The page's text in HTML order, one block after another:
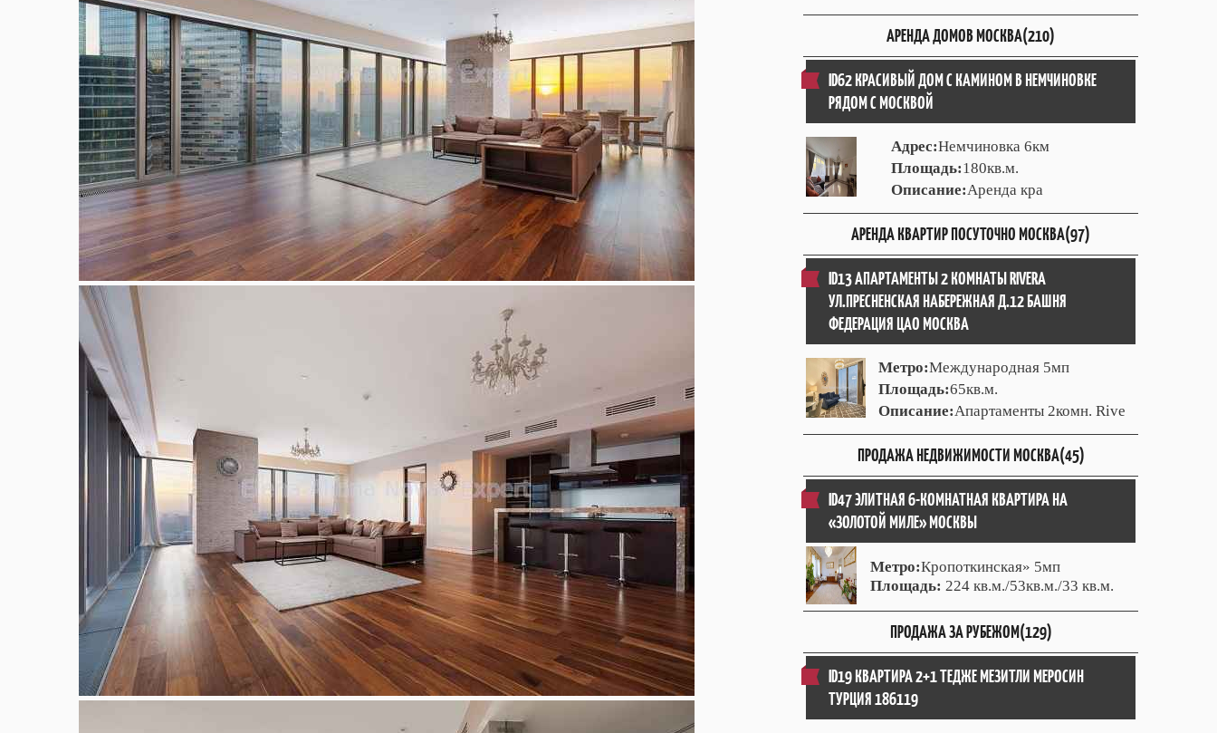
АРЕНДА ДОМОВ МОСКВА(210)
ID62 КРАСИВЫЙ ДОМ С КАМИНОМ В НЕМЧИНОВКЕ
РЯДОМ С МОСКВОЙ
Адрес:Немчиновка 6км
Площадь:180кв.м.
Описание:Аренда кра
АРЕНДА КВАРТИР ПОСУТОЧНО МОСКВА(97)
ID13 АПАРТАМЕНТЫ 2 КОМНАТЫ RIVERA
УЛ.ПРЕСНЕНСКАЯ НАБЕРЕЖНАЯ Д.12 БАШНЯ
ФЕДЕРАЦИЯ ЦАО МОСКВА
Метро:Международная 5мп
Площадь:65кв.м.
Описание:Апартаменты 2комн. Rive
ПРОДАЖА НЕДВИЖИМОСТИ МОСКВА(45)
ID47 ЭЛИТНАЯ 6-КОМНАТНАЯ КВАРТИРА НА
«ЗОЛОТОЙ МИЛЕ» МОСКВЫ
Метро:Кропоткинская» 5мп
Площадь: 224 кв.м./53кв.м./33 кв.м.
ПРОДАЖА ЗА РУБЕЖОМ(129)
ID19 КВАРТИРА 2+1 ТЕДЖЕ МЕЗИТЛИ МЕРОСИН
ТУРЦИЯ 186119